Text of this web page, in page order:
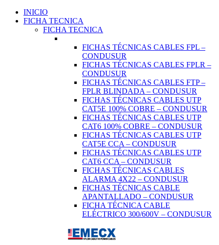
INICIO
FICHA TECNICA
FICHA TECNICA
FICHAS TÉCNICAS CABLES FPL –
CONDUSUR
FICHAS TÉCNICAS CABLES FPLR –
CONDUSUR
FICHAS TÉCNICAS CABLES FTP –
FPLR BLINDADA – CONDUSUR
FICHAS TÉCNICAS CABLES UTP
CAT5E 100% COBRE – CONDUSUR
FICHAS TÉCNICAS CABLES UTP
CAT6 100% COBRE – CONDUSUR
FICHAS TÉCNICAS CABLES UTP
CAT5E CCA – CONDUSUR
FICHAS TÉCNICAS CABLES UTP
CAT6 CCA – CONDUSUR
FICHAS TÉCNICAS CABLES
ALARMA 4X22 – CONDUSUR
FICHAS TÉCNICAS CABLE
APANTALLADO – CONDUSUR
FICHA TÉCNICA CABLE
ELÉCTRICO 300/600V – CONDUSUR